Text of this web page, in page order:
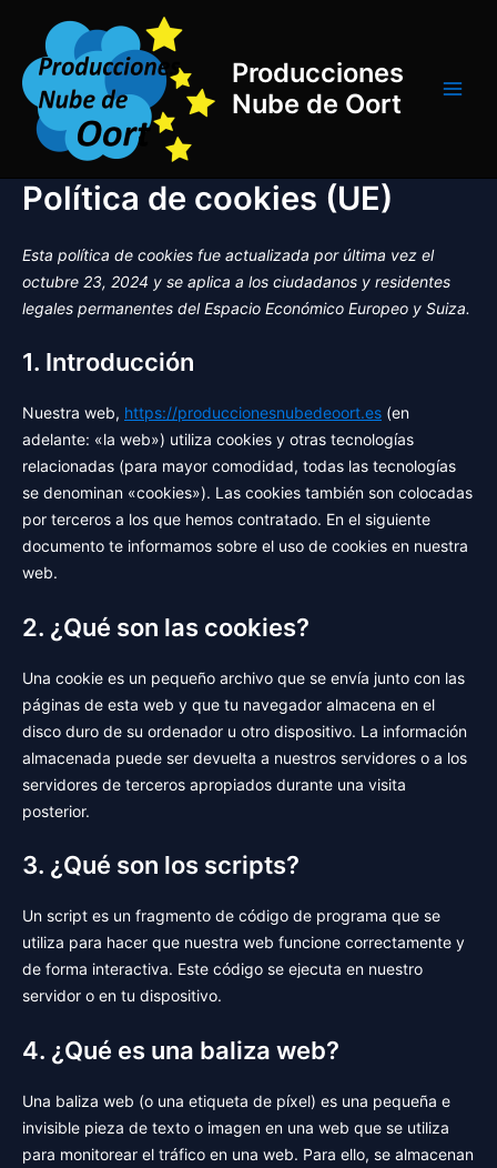
contenido
Producciones
Nube de Oort
Política de cookies (UE)
Esta política de cookies fue actualizada por última vez el
octubre 23, 2024 y se aplica a los ciudadanos y residentes
legales permanentes del Espacio Económico Europeo y Suiza.
1. Introducción
Nuestra web, https://produccionesnubedeoort.es (en
adelante: «la web») utiliza cookies y otras tecnologías
relacionadas (para mayor comodidad, todas las tecnologías
se denominan «cookies»). Las cookies también son colocadas
por terceros a los que hemos contratado. En el siguiente
documento te informamos sobre el uso de cookies en nuestra
web.
2. ¿Qué son las cookies?
Una cookie es un pequeño archivo que se envía junto con las
páginas de esta web y que tu navegador almacena en el
disco duro de su ordenador u otro dispositivo. La información
almacenada puede ser devuelta a nuestros servidores o a los
servidores de terceros apropiados durante una visita
posterior.
3. ¿Qué son los scripts?
Un script es un fragmento de código de programa que se
utiliza para hacer que nuestra web funcione correctamente y
de forma interactiva. Este código se ejecuta en nuestro
servidor o en tu dispositivo.
4. ¿Qué es una baliza web?
Una baliza web (o una etiqueta de píxel) es una pequeña e
invisible pieza de texto o imagen en una web que se utiliza
para monitorear el tráfico en una web. Para ello, se almacenan